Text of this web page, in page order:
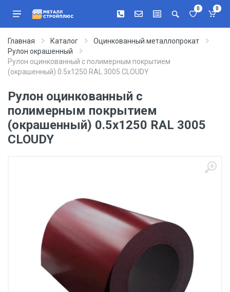
0 0
Главная Каталог
Оцинкованный металлопрокат
Рулон окрашенный
Рулон оцинкованный с полимерным покрытием
(окрашенный) 0.5x1250 RAL 3005 CLOUDY
Рулон оцинкованный с
полимерным покрытием
(окрашенный) 0.5x1250 RAL 3005
CLOUDY